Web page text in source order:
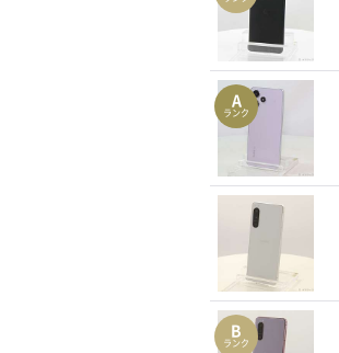
A
ランク
B
ランク